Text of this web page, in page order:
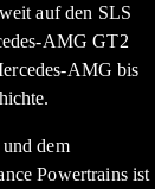
auf den SLS
AMG GT2
AMG bis
dem
Powertrains ist